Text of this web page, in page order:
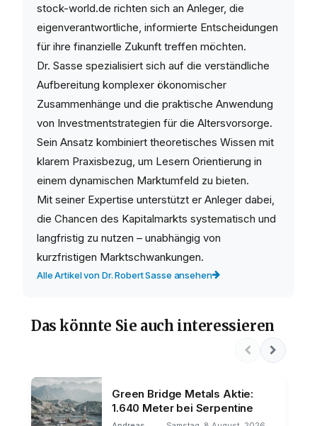
stock-world.de richten sich an Anleger, die
eigenverantwortliche, informierte Entscheidungen
für ihre finanzielle Zukunft treffen möchten.
Dr. Sasse spezialisiert sich auf die verständliche
Aufbereitung komplexer ökonomischer
Zusammenhänge und die praktische Anwendung
von Investmentstrategien für die Altersvorsorge.
Sein Ansatz kombiniert theoretisches Wissen mit
klarem Praxisbezug, um Lesern Orientierung in
einem dynamischen Marktumfeld zu bieten.
Mit seiner Expertise unterstützt er Anleger dabei,
die Chancen des Kapitalmarkts systematisch und
langfristig zu nutzen – unabhängig von
kurzfristigen Marktschwankungen.
Alle Artikel von Dr. Robert Sasse ansehen
Das könnte Sie auch interessieren
Green Bridge Metals Aktie:
1.640 Meter bei Serpentine